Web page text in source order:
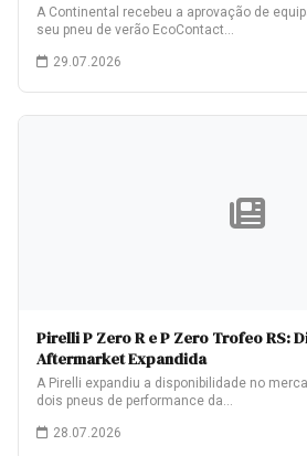
A Continental recebeu a aprovação de
seu pneu de verão EcoContact…
29.07.2026
Pirelli P Zero R e P Zero Trofeo RS:
Aftermarket Expandida
A Pirelli expandiu a disponibilidade no
dois pneus de performance da…
28.07.2026